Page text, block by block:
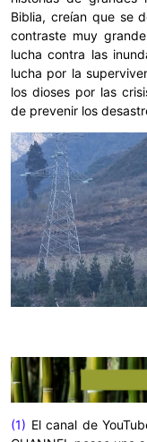
Biblia, creían que se
contraste muy
lucha contra las
lucha por la
los dioses por las
de prevenir los
(1) El canal de